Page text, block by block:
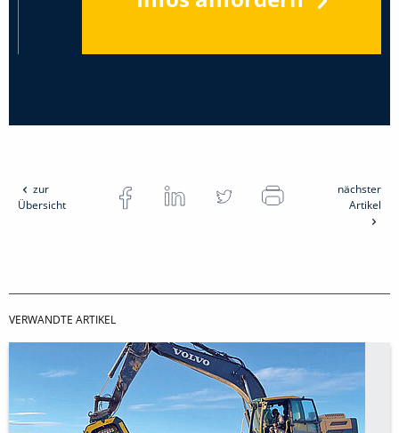
zur
Übersicht
nächster
Artikel
VERWANDTE ARTIKEL